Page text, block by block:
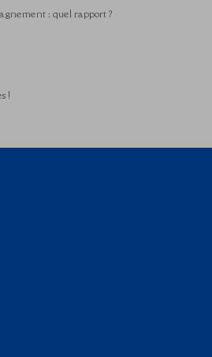
: quel rapport ?
!